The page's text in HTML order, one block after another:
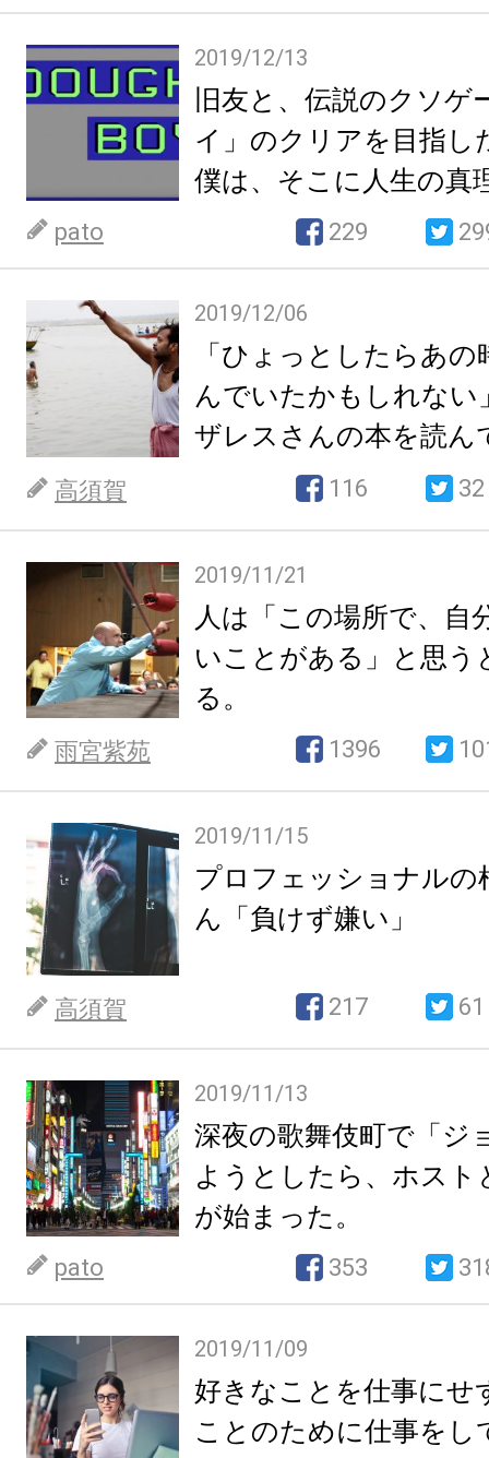
2019/12/13
旧友と、伝説のクソゲ
イ」のクリアを目指し
僕は、そこに人生の真
pato 229
2019/12/06
「ひょっとしたらあ
んでいたかもしれない
ザレスさんの本を読ん
高須賀 116 32
2019/11/21
人は「この場所で、自
いことがある」と思う
る。
雨宮紫苑 1396
2019/11/15
プロフェッショナルの
ん「負けず嫌い」
高須賀 217 61
2019/11/13
深夜の歌舞伎町で「ジ
ようとしたら、ホスト
が始まった。
pato 353
2019/11/09
好きなことを仕事にせ
ことのために仕事をし